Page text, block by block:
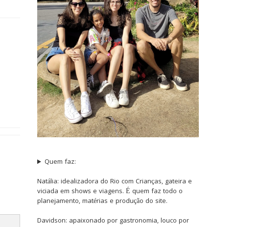
Quem faz:
Natália: idealizadora do Rio com Crianças, gateira e
viciada em shows e viagens. É quem faz todo o
planejamento, matérias e produção do site.
Davidson: apaixonado por gastronomia, louco por